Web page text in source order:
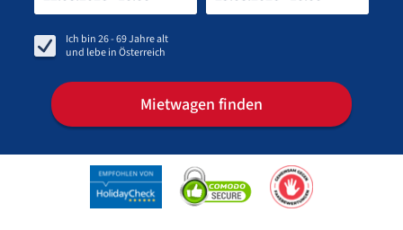
Ich bin26 - 69Jahre alt
und lebe inÖsterreich
Mietwagen finden